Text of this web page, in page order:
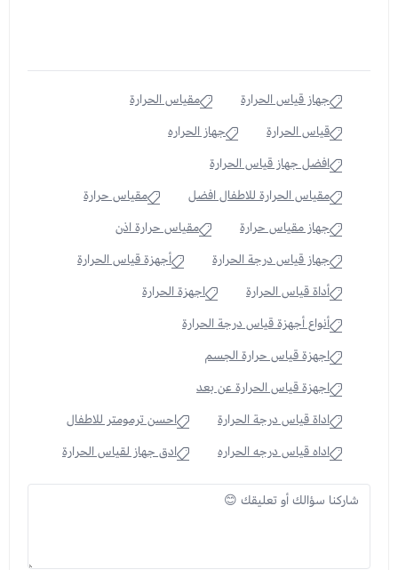
جهاز قياس الحرارة
مقياس الحرارة
قياس الحرارة
جهاز الحراره
افضل جهاز قياس الحرارة
مقياس الحرارة للاطفال افضل
مقياس حرارة
جهاز مقياس حرارة
مقياس حرارة اذن
جهاز قياس درجة الحرارة
أجهزة قياس الحرارة
أداة قياس الحرارة
اجهزة الحرارة
أنواع أجهزة قياس درجة الحرارة
اجهزة قياس حرارة الجسم
اجهزة قياس الحرارة عن بعد
اداة قياس درجة الحرارة
احسن ترمومتر للاطفال
اداه قياس درجه الحراره
ادق جهاز لقياس الحرارة